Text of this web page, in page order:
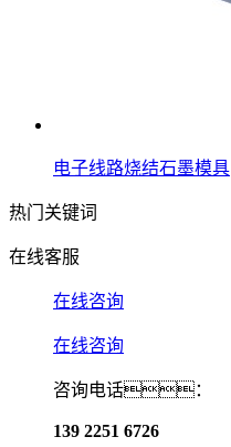
电子线路烧结石墨模具
热门关键词
在线客服
在线咨询
在线咨询
咨询电话：
139 2251 6726